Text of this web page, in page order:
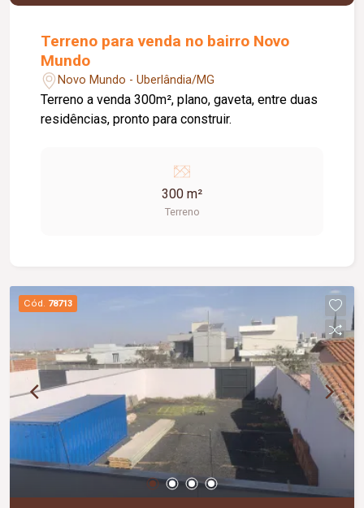
Terreno para venda no bairro Novo
Mundo
Novo Mundo - Uberlândia/MG
Terreno a venda 300m², plano, gaveta, entre duas
residências, pronto para construir.
300 m²
Terreno
Cód. 78713